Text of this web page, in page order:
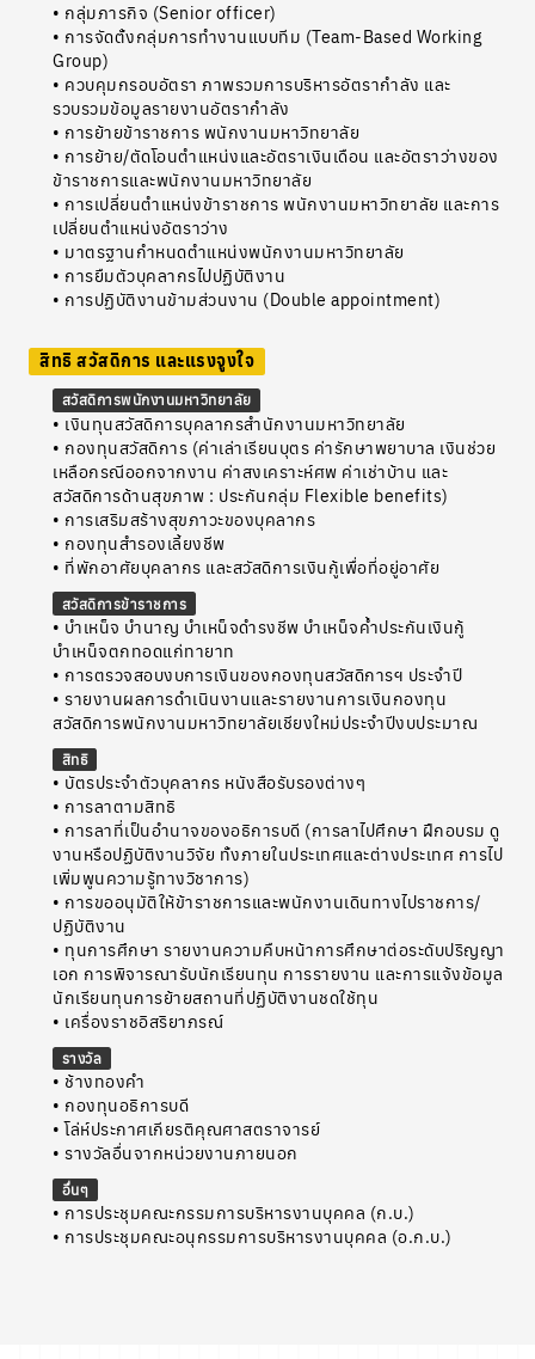
• กลุ่มภารกิจ (Senior officer)
• การจัดตั้งกลุ่มการทำงานแบบทีม (Team-Based Working
Group)
• ควบคุมกรอบอัตรา ภาพรวมการบริหารอัตรากำลัง และ
รวบรวมข้อมูลรายงานอัตรากำลัง
• การย้ายข้าราชการ พนักงานมหาวิทยาลัย
• การย้าย/ตัดโอนตำแหน่งและอัตราเงินเดือน และอัตราว่างของ
ข้าราชการและพนักงานมหาวิทยาลัย
• การเปลี่ยนตำแหน่งข้าราชการ พนักงานมหาวิทยาลัย และการ
เปลี่ยนตำแหน่งอัตราว่าง
• มาตรฐานกำหนดตำแหน่งพนักงานมหาวิทยาลัย
• การยืมตัวบุคลากรไปปฏิบัติงาน
• การปฏิบัติงานข้ามส่วนงาน (Double appointment)
สิทธิ สวัสดิการ และแรงจูงใจ
สวัสดิการพนักงานมหาวิทยาลัย
• เงินทุนสวัสดิการบุคลากรสำนักงานมหาวิทยาลัย
• กองทุนสวัสดิการ (ค่าเล่าเรียนบุตร ค่ารักษาพยาบาล เงินช่วย
เหลือกรณีออกจากงาน ค่าสงเคราะห์ศพ ค่าเช่าบ้าน และ
สวัสดิการด้านสุขภาพ : ประกันกลุ่ม Flexible benefits)
• การเสริมสร้างสุขภาวะของบุคลากร
• กองทุนสำรองเลี้ยงชีพ
• ที่พักอาศัยบุคลากร และสวัสดิการเงินกู้เพื่อที่อยู่อาศัย
สวัสดิการข้าราชการ
• บำเหน็จ บำนาญ บำเหน็จดำรงชีพ บำเหน็จค้ำประกันเงินกู้
บำเหน็จตกทอดแก่ทายาท
• การตรวจสอบงบการเงินของกองทุนสวัสดิการฯ ประจำปี
• รายงานผลการดำเนินงานและรายงานการเงินกองทุน
สวัสดิการพนักงานมหาวิทยาลัยเชียงใหม่ประจำปีงบประมาณ
สิทธิ
• บัตรประจำตัวบุคลากร หนังสือรับรองต่างๆ
• การลาตามสิทธิ
• การลาที่เป็นอำนาจของอธิการบดี (การลาไปศึกษา ฝึกอบรม ดู
งานหรือปฏิบัติงานวิจัย ทั้งภายในประเทศและต่างประเทศ การไป
เพิ่มพูนความรู้ทางวิชาการ)
• การขออนุมัติให้ข้าราชการและพนักงานเดินทางไปราชการ/
ปฏิบัติงาน
• ทุนการศึกษา รายงานความคืบหน้าการศึกษาต่อระดับปริญญา
เอก การพิจารณารับนักเรียนทุน การรายงาน และการแจ้งข้อมูล
นักเรียนทุนการย้ายสถานที่ปฏิบัติงานชดใช้ทุน
• เครื่องราชอิสริยาภรณ์
รางวัล
• ช้างทองคำ
• กองทุนอธิการบดี
• โล่ห์ประกาศเกียรติคุณศาสตราจารย์
• รางวัลอื่นจากหน่วยงานภายนอก
อื่นๆ
• การประชุมคณะกรรมการบริหารงานบุคคล (ก.บ.)
• การประชุมคณะอนุกรรมการบริหารงานบุคคล (อ.ก.บ.)